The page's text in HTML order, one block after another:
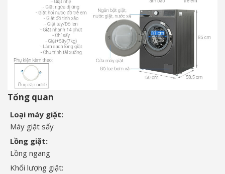
Tổng quan
Loại máy giặt:
Máy giặt sấy
Lồng giặt:
Lồng ngang
Khối lượng giặt: